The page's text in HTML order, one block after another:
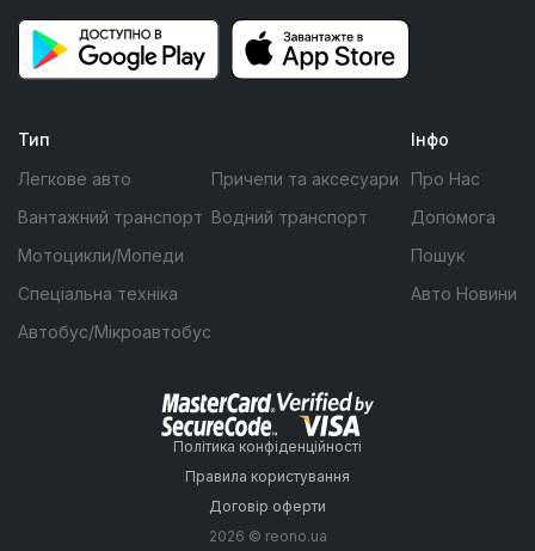
Тип
Легкове авто
Вантажний транспорт
Мотоцикли/Мопеди
Спеціальна техніка
Автобус/Мікроавтобус
Причепи та аксесуари
Водний транспорт
Інфо
Про Нас
Допомога
Пошук
Авто Новини
Політика конфіденційності
Правила користування
Договір оферти
2026 © reono.ua